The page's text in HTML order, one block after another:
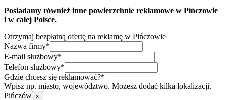
Posiadamy również inne powierzchnie reklamowe w Pińczowie
i w całej Polsce.
Otrzymaj bezpłatną ofertę na reklamę w Pińczowie
Nazwa firmy*
E-mail służbowy*
Telefon służbowy*
Gdzie chcesz się reklamować?*
Wpisz np. miasto, województwo. Możesz dodać kilka lokalizacji.
Pińczów x